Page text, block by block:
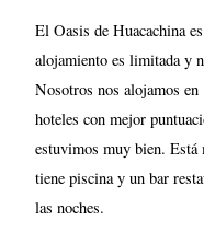
El Oasis de Huacachina
alojamiento es limitada y
Nosotros nos alojamos en
hoteles con mejor
estuvimos muy bien. Está
tiene piscina y un bar
las noches.